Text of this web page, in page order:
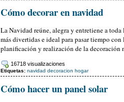
Cómo decorar en navidad
La Navidad reúne, alegra y entretiene a
más divertidas e ideal para pasar tiempo con
planificación y realización de la decoración
16718 visualizaciones
Etiquetas: navidad decoracion hogar
Cómo hacer un panel solar